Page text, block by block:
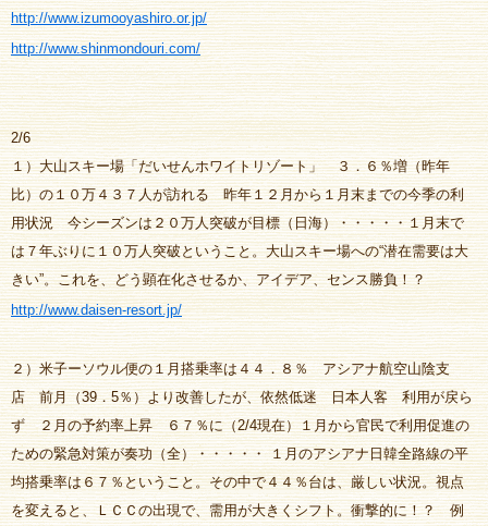
http://www.izumooyashiro.or.jp/
http://www.shinmondouri.com/
2/6
１）大山スキー場「だいせんホワイトリゾート」 ３．６％増（昨年
比）の１０万４３７人が訪れる 昨年１２月から１月末までの今季の利
用状況 今シーズンは２０万人突破が目標（日海）・・・・・１月末で
は７年ぶりに１０万人突破ということ。大山スキー場への“潜在需要は大
きい”。これを、どう顕在化させるか、アイデア、センス勝負！？
http://www.daisen-resort.jp/
２）米子ーソウル便の１月搭乗率は４４．８％ アシアナ航空山陰支
店 前月（39．5％）より改善したが、依然低迷 日本人客 利用が戻ら
ず ２月の予約率上昇 ６７％に（2/4現在）１月から官民で利用促進の
ための緊急対策が奏功（全）・・・・・ １月のアシアナ日韓全路線の平
均搭乗率は６７％ということ。その中で４４％台は、厳しい状況。視点
を変えると、ＬＣＣの出現で、需用が大きくシフト。衝撃的に！？ 例